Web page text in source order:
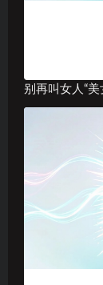
别再叫女人“